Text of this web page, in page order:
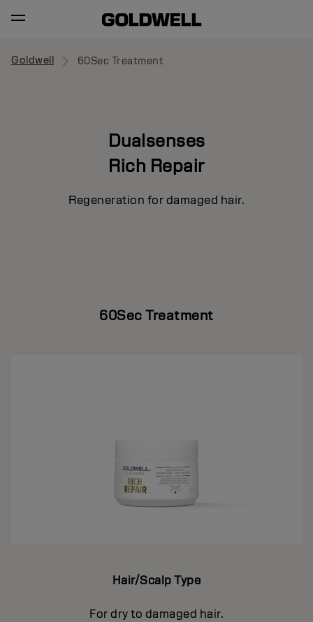
Goldwell 60Sec Treatment
Dualsenses
Rich Repair
Regeneration for damaged hair.
60Sec Treatment
Hair/Scalp Type
For dry to damaged hair.